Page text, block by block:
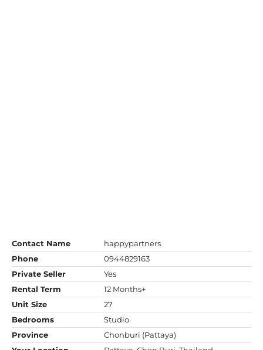
Contact Name
happypartners
Phone
0944829163
Private Seller
Yes
Rental Term
12 Months+
Unit Size
27
Bedrooms
Studio
Province
Chonburi (Pattaya)